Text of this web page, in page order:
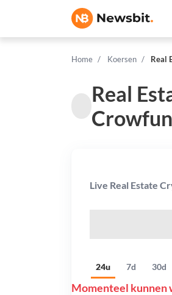
Home Koersen Real
Real
Live Real Estate
24u 7d 30d
Momenteel kunnen